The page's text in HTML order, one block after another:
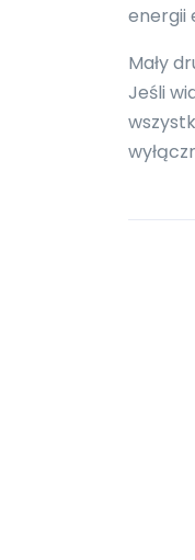
energii
Mały
Jeśli